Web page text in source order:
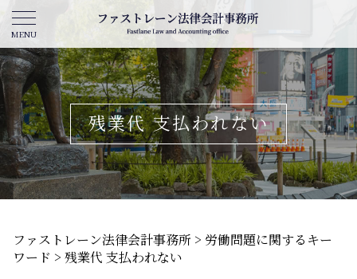
残業代 支払われない
ファストレーン法律会計事務所 > 労働問題に関するキー
ワード > 残業代 支払われない